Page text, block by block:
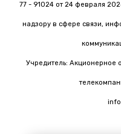
77 - 91024 от 24 февраля
надзору в сфере связи,
Учредитель: Акционерное